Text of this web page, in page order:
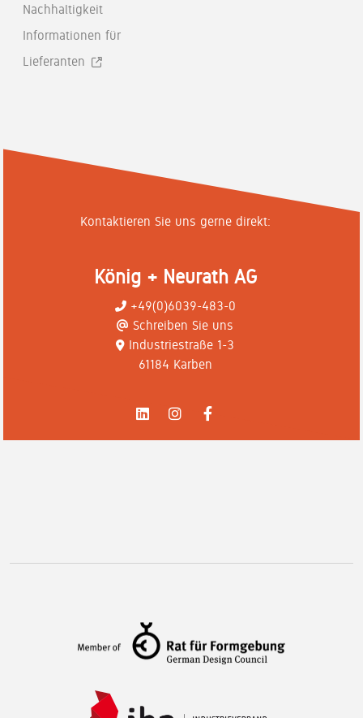
Nachhaltigkeit
Informationen für
Lieferanten
Kontaktieren Sie uns gerne direkt:
König + Neurath AG
+49(0)6039-483-0
Schreiben Sie uns
Industriestraße 1-3
61184 Karben